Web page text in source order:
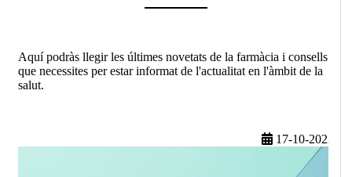
Aquí podràs llegir les últimes novetats de la farmàcia i consells
que necessites per estar informat de l'actualitat en l'àmbit de la
salut.
17-10-2022